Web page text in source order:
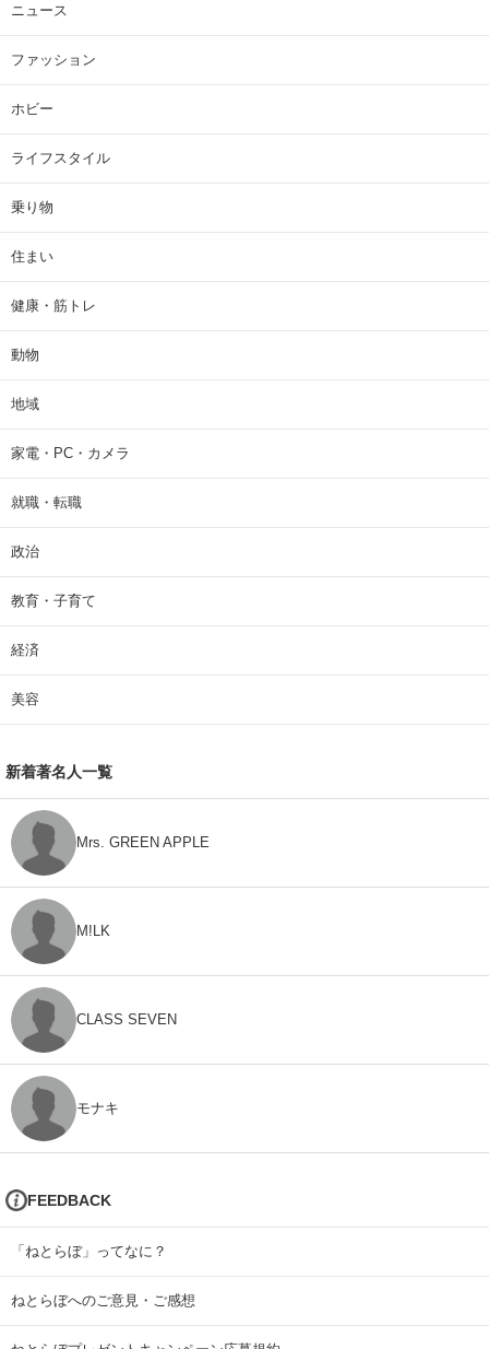
ニュース
ファッション
ホビー
ライフスタイル
乗り物
住まい
健康・筋トレ
動物
地域
家電・PC・カメラ
就職・転職
政治
教育・子育て
経済
美容
新着著名人一覧
Mrs. GREEN APPLE
M!LK
CLASS SEVEN
モナキ
FEEDBACK
「ねとらぼ」ってなに？
ねとらぼへのご意見・ご感想